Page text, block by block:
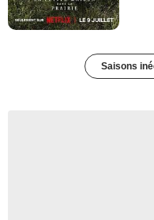
Saisons